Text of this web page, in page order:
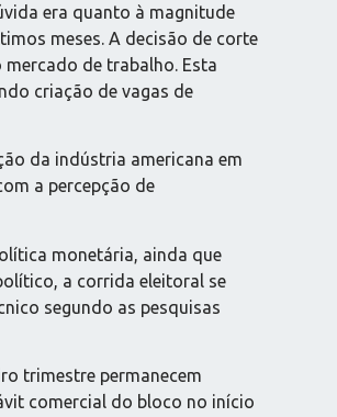
era quanto à magnitude
meses. A decisão de corte
de trabalho. Esta
criação de vagas de
da indústria americana em
a percepção de
monetária, ainda que
a corrida eleitoral se
segundo as pesquisas
trimestre permanecem
comercial do bloco no início